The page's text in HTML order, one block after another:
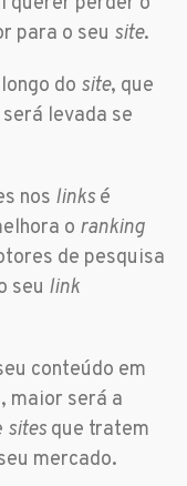
para o seu site.
do site, que
será levada se
nos links é
o ranking
de pesquisa
seu link
conteúdo em
maior será a
sites que tratem
mercado.